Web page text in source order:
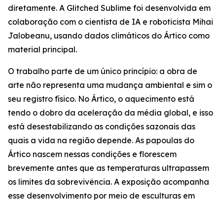
diretamente. A Glitched Sublime foi desenvolvida em
colaboração com o cientista de IA e roboticista Mihai
Jalobeanu, usando dados climáticos do Ártico como
material principal.
O trabalho parte de um único princípio: a obra de
arte não representa uma mudança ambiental e sim o
seu registro físico. No Ártico, o aquecimento está
tendo o dobro da aceleração da média global, e isso
está desestabilizando as condições sazonais das
quais a vida na região depende. As papoulas do
Ártico nascem nessas condições e florescem
brevemente antes que as temperaturas ultrapassem
os limites da sobrevivência. A exposição acompanha
esse desenvolvimento por meio de esculturas em